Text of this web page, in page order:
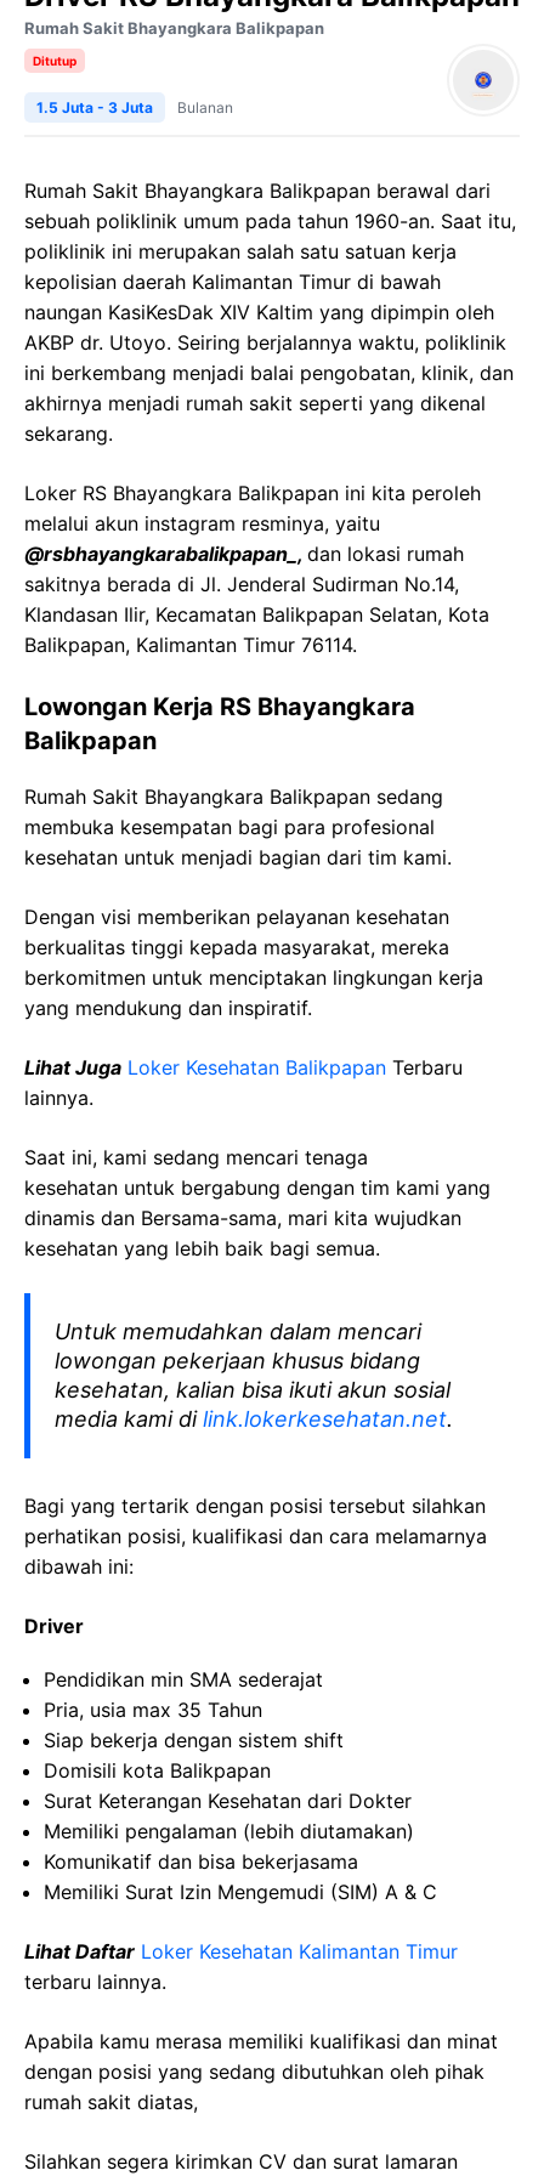
Rumah Sakit Bhayangkara Balikpapan
Ditutup
1.5 Juta - 3 Juta Bulanan
Rumah Sakit Bhayangkara Balikpapan berawal dari
sebuah poliklinik umum pada tahun 1960-an. Saat itu,
poliklinik ini merupakan salah satu satuan kerja
kepolisian daerah Kalimantan Timur di bawah
naungan KasiKesDak XIV Kaltim yang dipimpin oleh
AKBP dr. Utoyo. Seiring berjalannya waktu, poliklinik
ini berkembang menjadi balai pengobatan, klinik, dan
akhirnya menjadi rumah sakit seperti yang dikenal
sekarang.
Loker RS Bhayangkara Balikpapan ini kita peroleh
melalui akun instagram resminya, yaitu
@rsbhayangkarabalikpapan_, dan lokasi rumah
sakitnya berada di Jl. Jenderal Sudirman No.14,
Klandasan Ilir, Kecamatan Balikpapan Selatan, Kota
Balikpapan, Kalimantan Timur 76114.
Lowongan Kerja RS Bhayangkara
Balikpapan
Rumah Sakit Bhayangkara Balikpapan sedang
membuka kesempatan bagi para profesional
kesehatan untuk menjadi bagian dari tim kami.
Dengan visi memberikan pelayanan kesehatan
berkualitas tinggi kepada masyarakat, mereka
berkomitmen untuk menciptakan lingkungan kerja
yang mendukung dan inspiratif.
Lihat Juga Loker Kesehatan Balikpapan Terbaru
lainnya.
Saat ini, kami sedang mencari tenaga
kesehatan untuk bergabung dengan tim kami yang
dinamis dan Bersama-sama, mari kita wujudkan
kesehatan yang lebih baik bagi semua.
Untuk memudahkan dalam mencari
lowongan pekerjaan khusus bidang
kesehatan, kalian bisa ikuti akun sosial
media kami dilink.lokerkesehatan.net.
Bagi yang tertarik dengan posisi tersebut silahkan
perhatikan posisi, kualifikasi dan cara melamarnya
dibawah ini:
Driver
Pendidikan min SMA sederajat
Pria, usia max 35 Tahun
Siap bekerja dengan sistem shift
Domisili kota Balikpapan
Surat Keterangan Kesehatan dari Dokter
Memiliki pengalaman (lebih diutamakan)
Komunikatif dan bisa bekerjasama
Memiliki Surat Izin Mengemudi (SIM) A & C
Lihat Daftar Loker Kesehatan Kalimantan Timur
terbaru lainnya.
Apabila kamu merasa memiliki kualifikasi dan minat
dengan posisi yang sedang dibutuhkan oleh pihak
rumah sakit diatas,
Silahkan segera kirimkan CV dan surat lamaran